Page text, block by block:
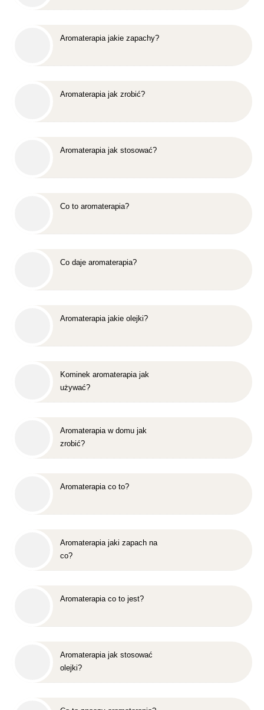
Aromaterapia jakie zapachy?
Aromaterapia jak zrobić?
Aromaterapia jak stosować?
Co to aromaterapia?
Co daje aromaterapia?
Aromaterapia jakie olejki?
Kominek aromaterapia jak
używać?
Aromaterapia w domu jak
zrobić?
Aromaterapia co to?
Aromaterapia jaki zapach na
co?
Aromaterapia co to jest?
Aromaterapia jak stosować
olejki?